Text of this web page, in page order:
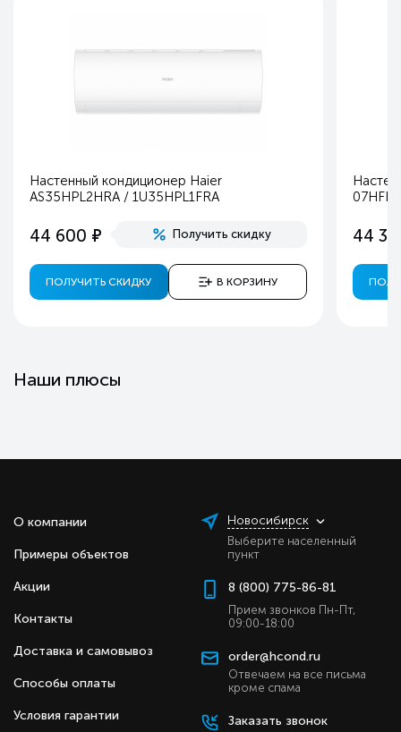
Настенный кондиционер Haier
AS35HPL2HRA / 1U35HPL1FRA
44 600 е Получить скидку
ПОЛУЧИТЬ СКИДКУ В КОРЗИНУ
44
Наши плюсы
О компании
Примеры объектов
Акции
Контакты
Доставка и самовывоз
Способы оплаты
Условия гарантии
Новосибирск
Выберите населенный
пункт
8 (800) 775-86-81
Прием звонков Пн-Пт,
09:00-18:00
order@hcond.ru
Отвечаем на все письма
кроме спама
Заказать звонок